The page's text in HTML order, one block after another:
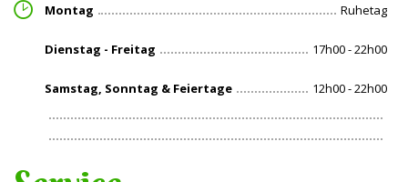
Montag Ruhetag
Dienstag - Freitag 17h00 - 22h00
Samstag, Sonntag & Feiertage 12h00 - 22h00